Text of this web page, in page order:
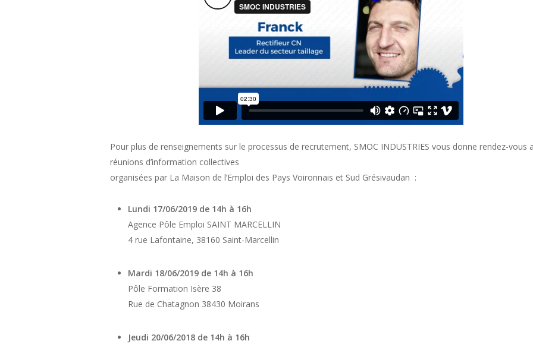
Pour plus de renseignements sur le processus de recrutement, SMOC INDUSTRIES vous donne rendez-vous
réunions d’information collectives
organisées par La Maison de l’Emploi des Pays Voironnais et Sud Grésivaudan :
Lundi 17/06/2019 de 14h à 16h
Agence Pôle Emploi SAINT MARCELLIN
4 rue Lafontaine, 38160 Saint-Marcellin
Mardi 18/06/2019 de 14h à 16h
Pôle Formation Isère 38
Rue de Chatagnon 38430 Moirans
Jeudi 20/06/2018 de 14h à 16h